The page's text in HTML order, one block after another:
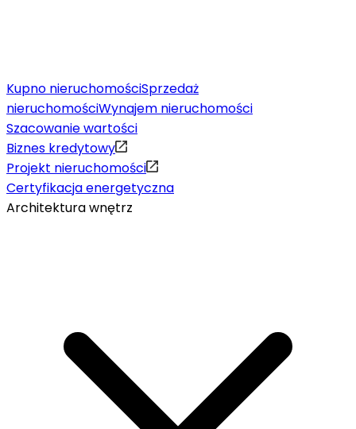
Kupno nieruchomościSprzedaż
nieruchomościWynajem nieruchomości
Szacowanie wartości
Biznes kredytowy
Projekt nieruchomości
Certyfikacja energetyczna
Architektura wnętrz